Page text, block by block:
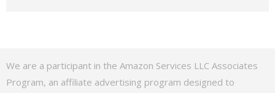
We are a participant in the Amazon Services LLC Associates
Program, an affiliate advertising program designed to